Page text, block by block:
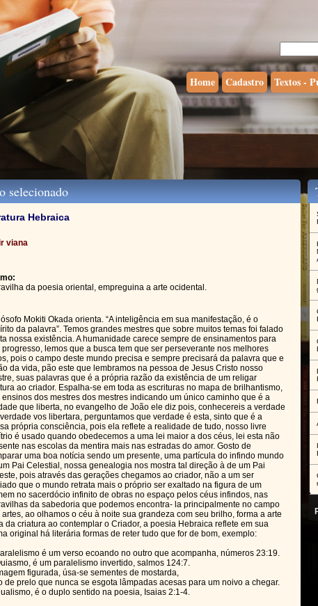
Home Cadastro Textos -
selecionado
Hebraica
viana
da poesia oriental, empreguina a arte ocidental.
Mokiti Okada orienta. “A inteligência em sua manifestação, é o
da palavra”. Temos grandes mestres que sobre muitos temas foi falado
nossa existência. A humanidade carece sempre de ensinamentos para
progresso, lemos que a busca tem que ser perseverante nos melhores
pois o campo deste mundo precisa e sempre precisará da palavra que e
da vida, pão este que lembramos na pessoa de Jesus Cristo nosso
suas palavras que é a própria razão da existência de um religar
ao criador. Espalha-se em toda as escrituras no mapa de brilhantismo,
ensinos dos mestres dos mestres indicando um único caminho que é a
que liberta, no evangelho de João ele diz pois, conhecereis a verdade
vos libertara, perguntamos que verdade é esta, sinto que é a
própria consciência, pois ela reflete a realidade de tudo, nosso livre
é usado quando obedecemos a uma lei maior a dos céus, lei esta não
nas escolas da mentira mais nas estradas do amor. Gosto de
uma boa notícia sendo um presente, uma partícula do infindo mundo
Pai Celestial, nossa genealogia nos mostra tal direção à de um Pai
pois através das gerações chegamos ao criador, não a um ser
que o mundo retrata mais o próprio ser exaltado na figura de um
no sacerdócio infinito de obras no espaço pelos céus infindos, nas
da sabedoria que podemos encontra- la principalmente no campo
artes, ao olhamos o céu à noite sua grandeza com seu brilho, forma a arte
da criatura ao contemplar o Criador, a poesia Hebraica reflete em sua
original há literária formas de reter tudo que for de bom, exemplo:
é um verso ecoando no outro que acompanha, números 23:19.
é um paralelismo invertido, salmos 124:7.
figurada, úsa-se sementes de mostarda,
de prelo que nunca se esgota lâmpadas acesas para um noivo a chegar.
é o duplo sentido na poesia, Isaias 2:1-4.